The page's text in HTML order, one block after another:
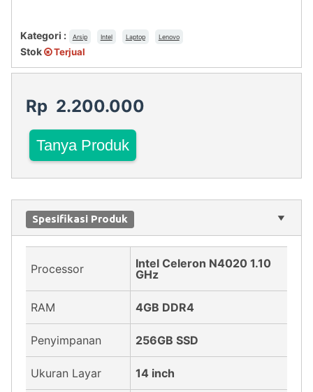
Kategori : Arsip Intel Laptop Lenovo
Stok Terjual
Rp 2.200.000
Tanya Produk
Spesifikasi Produk
Processor
Intel Celeron N4020 1.10
GHz
RAM 4GB DDR4
Penyimpanan 256GB SSD
Ukuran Layar 14 inch